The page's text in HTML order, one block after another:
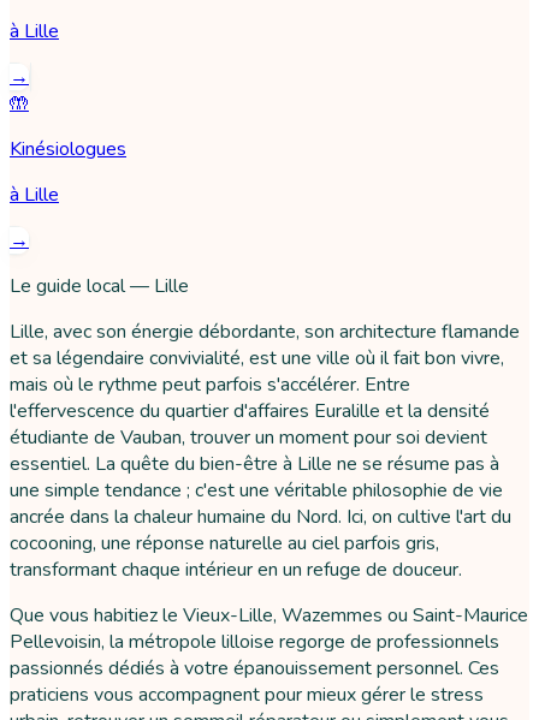
à Lille
→
🤲
Kinésiologues
à Lille
→
Le guide local — Lille
Lille, avec son énergie débordante, son architecture flamande
et sa légendaire convivialité, est une ville où il fait bon vivre,
mais où le rythme peut parfois s'accélérer. Entre
l'effervescence du quartier d'affaires Euralille et la densité
étudiante de Vauban, trouver un moment pour soi devient
essentiel. La quête du bien-être à Lille ne se résume pas à
une simple tendance ; c'est une véritable philosophie de vie
ancrée dans la chaleur humaine du Nord. Ici, on cultive l'art du
cocooning, une réponse naturelle au ciel parfois gris,
transformant chaque intérieur en un refuge de douceur.
Que vous habitiez le Vieux-Lille, Wazemmes ou Saint-Maurice
Pellevoisin, la métropole lilloise regorge de professionnels
passionnés dédiés à votre épanouissement personnel. Ces
praticiens vous accompagnent pour mieux gérer le stress